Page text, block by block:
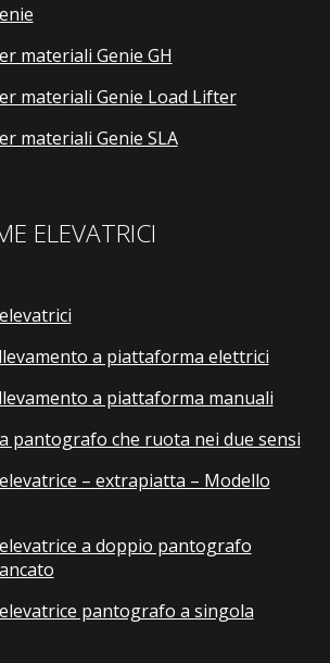
materiali Genie GH
materiali Genie Load Lifter
materiali Genie SLA
ELEVATRICI
a piattaforma elettrici
a piattaforma manuali
pantografo che ruota nei due sensi
– extrapiatta – Modello
a doppio pantografo
pantografo a singola